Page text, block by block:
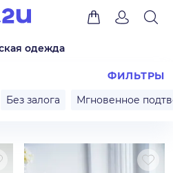
одежда
ФИЛЬТРЫ
Без залога Мгновенное